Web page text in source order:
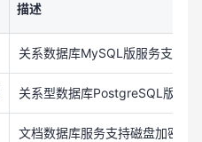
描述
关系数据库MySQL版服务支持
关系型数据库PostgreSQL版支
文档数据库服务支持磁盘加密，